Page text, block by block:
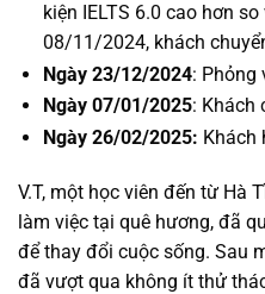
kiện IELTS 6.0 cao hơn
08/11/2024, khách
Ngày 23/12/2024: Phỏng
Ngày 07/01/2025: Khách
Ngày 26/02/2025: Khách
V.T, một học viên đến từ Hà
làm việc tại quê hương, đã
để thay đổi cuộc sống. Sau
đã vượt qua không ít thử